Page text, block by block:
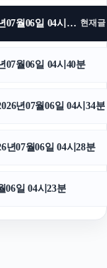
금천하수구막힘 진행 전 체크사항 2026년07월06일 04시47분 현재글
07월06일 04시40분
년07월06일 04시34분
년07월06일 04시28분
06일 04시23분